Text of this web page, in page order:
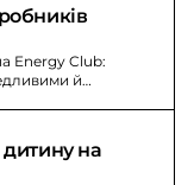
Energy Club:
й
на